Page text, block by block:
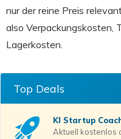
nur der reine Preis
also Verpackungskosten,
Lagerkosten.
Top Deals
KI Startup
Aktuell kostenlos